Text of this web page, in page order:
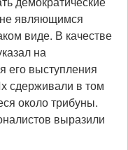
являющимся
виде. В качестве
на
его выступления
сдерживали в том
около трибуны.
выразили